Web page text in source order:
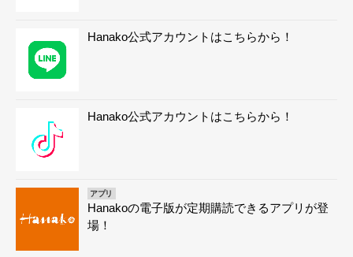
Hanako公式アカウントはこちらから！
Hanako公式アカウントはこちらから！
アプリ
Hanakoの電子版が定期購読できるアプリが登
場！